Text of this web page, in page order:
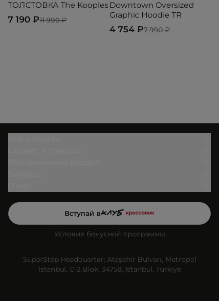
ТОЛСТОВКА The Kooples
11 990 ₽
7 190 ₽
Downtown Oversized
Graphic Hoodie TR
7 990 ₽
4 754 ₽
Вступай в
Условия бонусной программы
SuperStep Headquarter: Ataşehir Bulvarı, Metropol
İstanbul, C-2 Blok, 34758, İstanbul, Türkiye